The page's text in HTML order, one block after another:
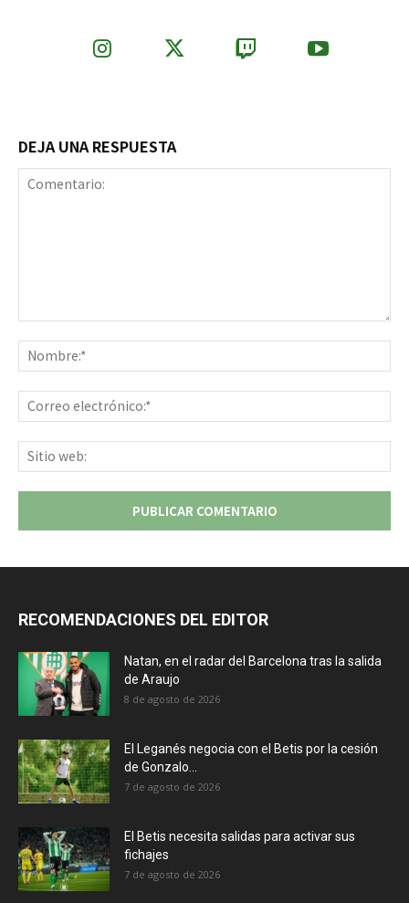
DEJA UNA RESPUESTA
RECOMENDACIONES DEL EDITOR
Natan, en el radar del Barcelona tras la salida
de Araujo
8 de agosto de 2026
El Leganés negocia con el Betis por la cesión
de Gonzalo...
7 de agosto de 2026
El Betis necesita salidas para activar sus
fichajes
7 de agosto de 2026